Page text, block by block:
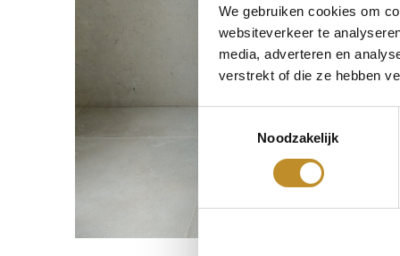
We gebruiken cookies om
websiteverkeer te
media, adverteren en
verstrekt of die ze hebben
Noodzakelijk